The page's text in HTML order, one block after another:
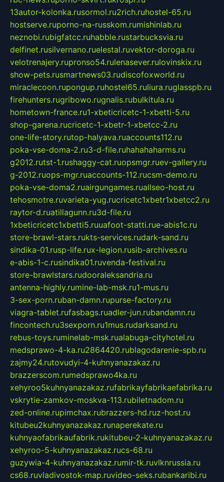
13autor-kolonka.rusormol.ru2rich.ruhostel-65.ru
hostserve.ruporno-na-russkom.rumishinlab.ru
neznobi.rubigfatcc.ruhabble.rustarbucksvia.ru
delfinet.rusilvernano.ruelestal.ruvektor-doroga.ru
velotrenajery.rupronso54.rulenasever.rulovinskix.ru
show-pets.rusmartnews03.rudiscofoxworld.ru
miraclecoon.rupongup.ruhostel65.ruliura.ruglasspb.ru
firehunters.rugribowo.rugnalis.rubulkitula.ru
hometown-france.ru1-xbeticricetc-1-xbetti-5.ru
shop-garena.rucricetc-1-xbetr-1-xbetcc-2.ru
one-life-story.rutop-halyava.ruaccounts112.ru
poka-vse-doma-2.ru3-d-file.ruhahahaharms.ru
g2012.rutst-1.rushaggy-cat.ruopsmgr.ruev-gallery.ru
g-2012.ruops-mgr.ruaccounts-112.rucsm-demo.ru
poka-vse-doma2.ruairgungames.ruallseo-host.ru
tehosmotre.ruvarieta-yug.rucricetc1xbetr1xbetcc2.ru
raytor-d.ruatillagunn.ru3d-file.ru
1xbeticricetc1xbetti5.ruuafoot-statti.rue-abis1c.ru
store-brawl-stars.rukts-services.rudark-sand.ru
sindika-01.rusp-life.rux-legion.rusib-archives.ru
e-abis-1-c.rusindika01.ruvenda-festival.ru
store-brawlstars.rudooraleksandria.ru
antenna-highly.rumine-lab-msk.ru1-mus.ru
3-sex-porn.ruban-damn.rupurse-factory.ru
viagra-tablet.rufasbags.ruadler-jun.rubandamn.ru
fincontech.ru3sexporn.ru1mus.rudarksand.ru
rebus-toys.ruminelab-msk.rualabuga-cityhotel.ru
medsprawo-4-ka.ru2864420.rublagodarenie-spb.ru
zajmy24.rutovudyi-4-kuhnyanazakaz.ru
brazzerscom.rumedsprawo4ka.ru
xehyroo5kuhnyanazakaz.rufabrikayfabrikaefabrika.ru
vskrytie-zamkov-moskva-113.rubiletnadom.ru
zed-online.rupimchax.rubrazzers-hd.ruz-host.ru
kitubeu2kuhnyanazakaz.runaperekate.ru
kuhnyaofabrikaufabrik.rukitubeu-2-kuhnyanazakaz.ru
xehyroo-5-kuhnyanazakaz.rucs-68.ru
guzywia-4-kuhnyanazakaz.rumir-tk.ruvlknrussia.ru
cs68.ruvladivostok-map.ruvideo-seks.rubankaribi.ru